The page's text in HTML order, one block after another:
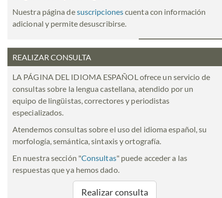
Nuestra página desuscripcionescuenta con información
adicional y permite desuscribirse.
REALIZAR CONSULTA
LA PÁGINA DEL IDIOMA ESPAÑOL ofrece un servicio de
consultas sobre la lengua castellana, atendido por un
equipo de lingüistas, correctores y periodistas
especializados.
Atendemos consultas sobre el uso del idioma español, su
morfología, semántica, sintaxis y ortografía.
En nuestra sección "Consultas" puede acceder a las
respuestas que ya hemos dado.
Realizar consulta